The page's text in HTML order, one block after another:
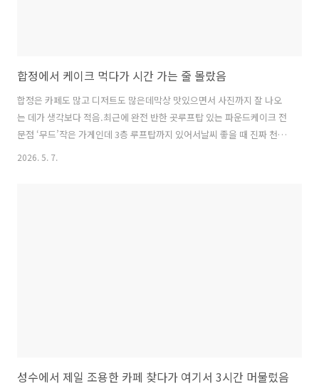
합정에서 케이크 먹다가 시간 가는 줄 몰랐음
합정은 카페도 많고 디저트도 많은데막상 맛있으면서 사진까지 잘 나오
는 데가 생각보다 적음.최근에 완전 반한 곳루프탑 있는 파운드케이크 전
문점 ‘무드’작은 가게인데 3층 루프탑까지 있어서날씨 좋을 때 진짜 천국
임 ☀️여기 시그니처는 바질 레몬 파운드랑 초코 바나나 파운드.파운드치
2026. 5. 7.
성수에서 제일 조용한 카페 찾다가 여기서 3시간 머물렀음